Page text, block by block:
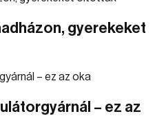
gyerekeket
– ez az